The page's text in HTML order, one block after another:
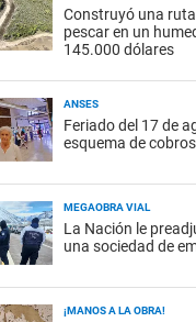
Construyó una
pescar en un
145.000 dólares
ANSES
Feriado del 17 de
esquema de
MEGAOBRA VIAL
La Nación le
una sociedad de
¡MANOS A LA OBRA!